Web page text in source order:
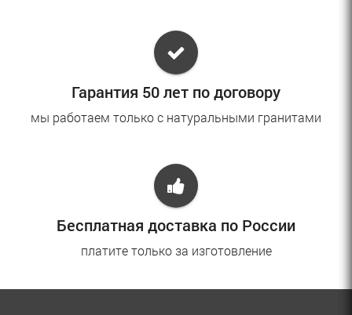
Гарантия 50 лет по договору
мы работаем только с натуральными гранитами
Бесплатная доставка по России
платите только за изготовление